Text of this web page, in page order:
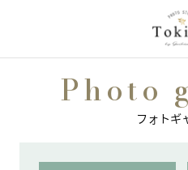
Photo
フォトギ